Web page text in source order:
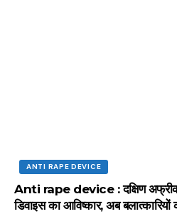
ANTI RAPE DEVICE
Anti rape device : दक्षिण अफ्रीकी
डिवाइस का आविष्कार, अब